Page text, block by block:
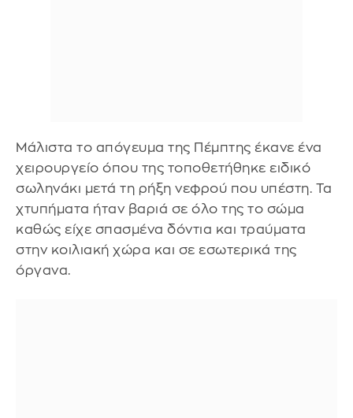
Μάλιστα το απόγευμα της Πέμπτης έκανε ένα
χειρουργείο όπου της τοποθετήθηκε ειδικό
σωληνάκι μετά τη ρήξη νεφρού που υπέστη. Τα
χτυπήματα ήταν βαριά σε όλο της το σώμα
καθώς είχε σπασμένα δόντια και τραύματα
στην κοιλιακή χώρα και σε εσωτερικά της
όργανα.